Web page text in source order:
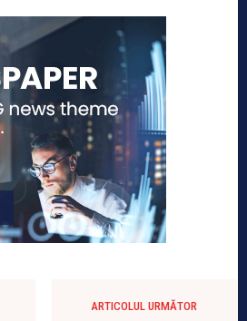
ARTICOLUL URMĂTOR